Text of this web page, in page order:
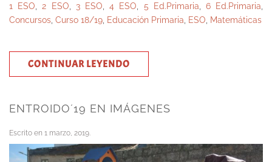
1 ESO 2 ESO 3 ESO ,4 ESO 5 Ed.Primaria 6 Ed.Primaria
Concursos Curso 18/19 Educación Primaria ESO Matemáticas
CONTINUAR LEYENDO
ENTROIDO´19 EN IMÁGENES
Escrito en 1 marzo, 2019